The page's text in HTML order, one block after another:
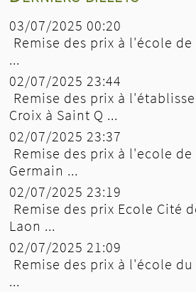
03/07/2025 00:20
Remise des prix à l'école de
...
02/07/2025 23:44
Remise des prix à
Croix à Saint Q ...
02/07/2025 23:37
Remise des prix à l'ecole
Germain ...
02/07/2025 23:19
Remise des prix Ecole Cité
Laon ...
02/07/2025 21:09
Remise des prix à l'école
...